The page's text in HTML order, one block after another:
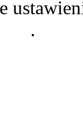
.